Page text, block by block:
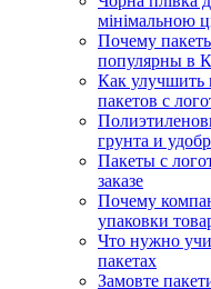
мінімальною
Почему
популярны в
Как улучшить
пакетов с
грунта и
Пакеты с
заказе
Почему
упаковки
Что нужно
пакетах
Замовте